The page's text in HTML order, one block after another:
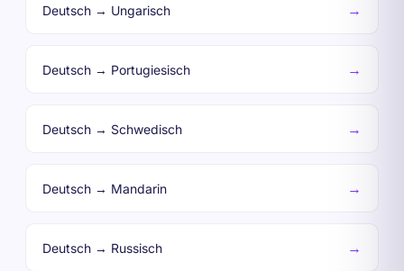
Deutsch → Ungarisch →
Deutsch → Portugiesisch →
Deutsch → Schwedisch →
Deutsch → Mandarin →
Deutsch → Russisch →